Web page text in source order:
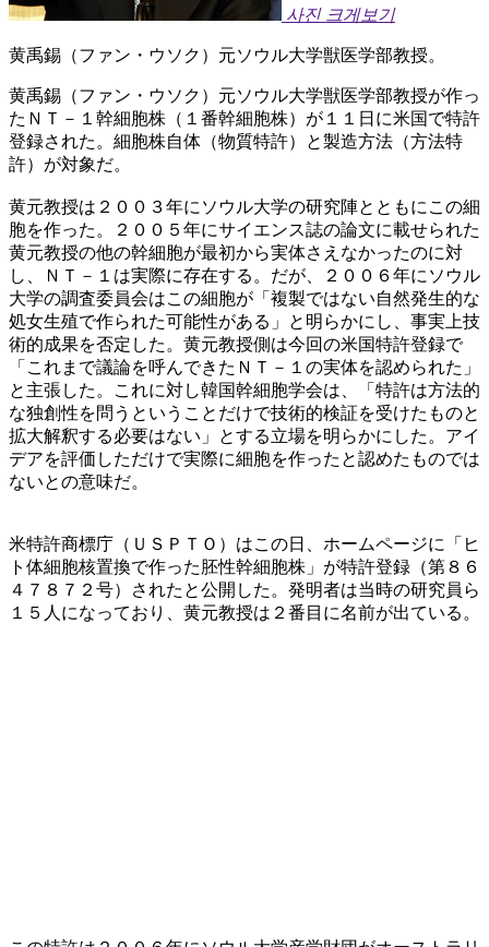
사진 크게보기
黄禹錫（ファン・ウソク）元ソウル大学獣医学部教授。
黄禹錫（ファン・ウソク）元ソウル大学獣医学部教授が作っ
たＮＴ－１幹細胞株（１番幹細胞株）が１１日に米国で特許
登録された。細胞株自体（物質特許）と製造方法（方法特
許）が対象だ。
黄元教授は２００３年にソウル大学の研究陣とともにこの細
胞を作った。２００５年にサイエンス誌の論文に載せられた
黄元教授の他の幹細胞が最初から実体さえなかったのに対
し、ＮＴ－１は実際に存在する。だが、２００６年にソウル
大学の調査委員会はこの細胞が「複製ではない自然発生的な
処女生殖で作られた可能性がある」と明らかにし、事実上技
術的成果を否定した。黄元教授側は今回の米国特許登録で
「これまで議論を呼んできたＮＴ－１の実体を認められた」
と主張した。これに対し韓国幹細胞学会は、「特許は方法的
な独創性を問うということだけで技術的検証を受けたものと
拡大解釈する必要はない」とする立場を明らかにした。アイ
デアを評価しただけで実際に細胞を作ったと認めたものでは
ないとの意味だ。
米特許商標庁（ＵＳＰＴＯ）はこの日、ホームページに「ヒ
ト体細胞核置換で作った胚性幹細胞株」が特許登録（第８６
４７８７２号）されたと公開した。発明者は当時の研究員ら
１５人になっており、黄元教授は２番目に名前が出ている。